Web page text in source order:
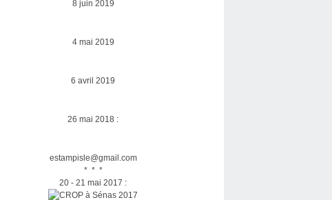
8 juin 2019
4 mai 2019
6 avril 2019
26 mai 2018 :
estampisle@gmail.com
* * *
20 - 21 mai 2017 :